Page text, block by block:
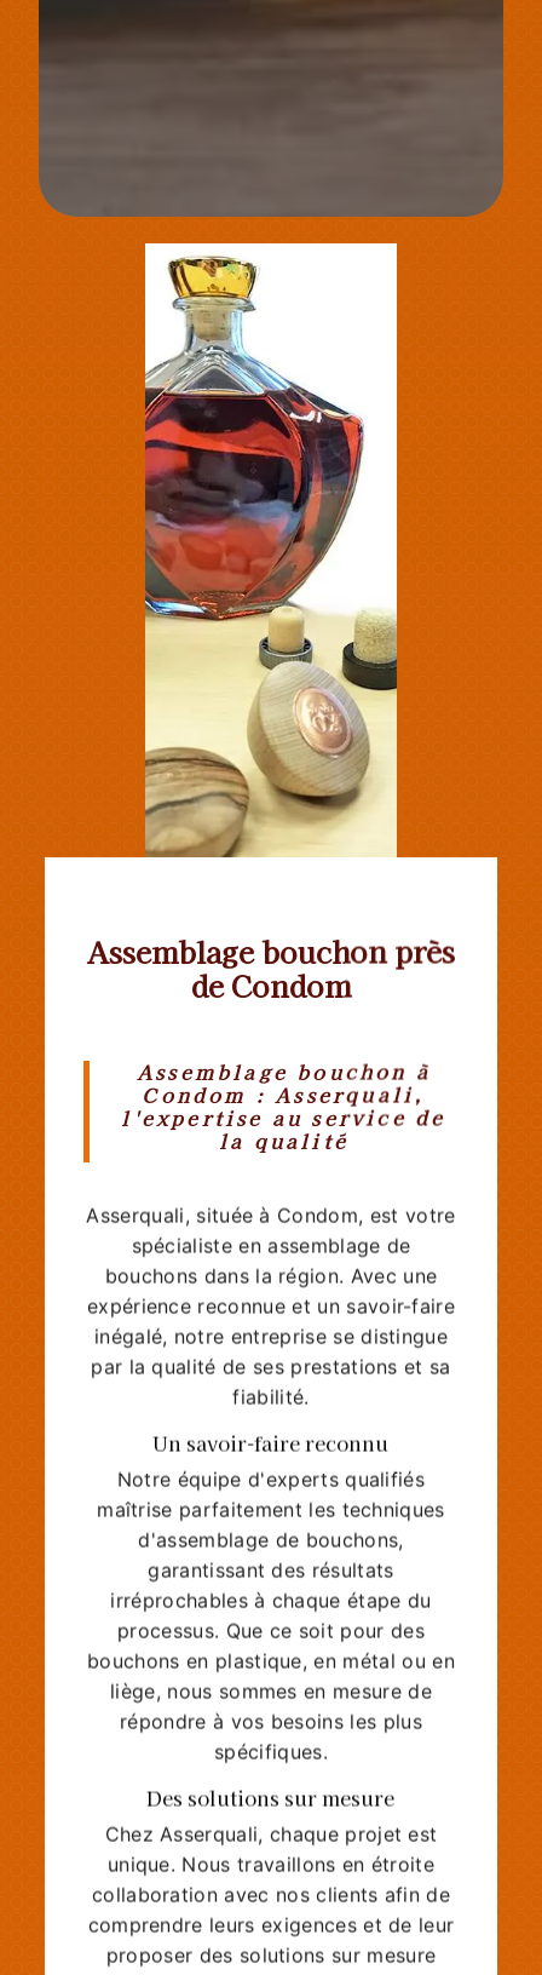
Assemblage bouchon près
de Condom
Assemblage bouchon à
Condom : Asserquali,
l'expertise au service de
la qualité
Asserquali, située à Condom, est votre
spécialiste en assemblage de
bouchons dans la région. Avec une
expérience reconnue et un savoir-faire
inégalé, notre entreprise se distingue
par la qualité de ses prestations et sa
fiabilité.
Un savoir-faire reconnu
Notre équipe d'experts qualifiés
maîtrise parfaitement les techniques
d'assemblage de bouchons,
garantissant des résultats
irréprochables à chaque étape du
processus. Que ce soit pour des
bouchons en plastique, en métal ou en
liège, nous sommes en mesure de
répondre à vos besoins les plus
spécifiques.
Des solutions sur mesure
Chez Asserquali, chaque projet est
unique. Nous travaillons en étroite
collaboration avec nos clients afin de
comprendre leurs exigences et de leur
proposer des solutions sur mesure